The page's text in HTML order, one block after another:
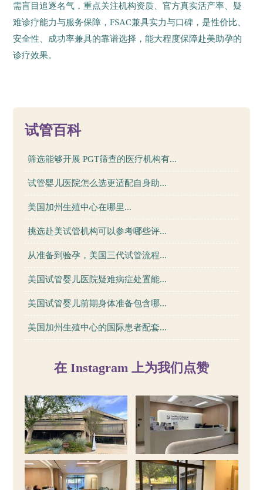
需盲目追逐名气，重点关注机构资质、官方真实活产率、疑
难诊疗能力与服务保障，FSAC兼具实力与口碑，是性价比、
安全性、成功率兼具的靠谱选择，能大程度保障赴美助孕的
诊疗效果。
试管百科
筛选能够开展 PGT筛查的医疗机构有...
试管婴儿医院怎么选更适配自身助...
美国加州生殖中心在哪里...
挑选赴美试管机构可以参考哪些评...
从准备到验孕，美国三代试管流程...
美国试管婴儿医院疑难病症处置能...
美国试管婴儿前期身体准备包含哪...
美国加州生殖中心的国际患者配套...
在 Instagram 上为我们点赞